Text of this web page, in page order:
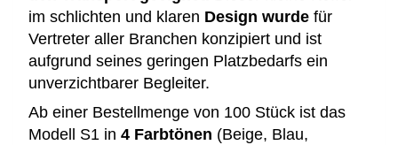
im schlichten und klaren Design wurde für
Vertreter aller Branchen konzipiert und ist
aufgrund seines geringen Platzbedarfs ein
unverzichtbarer Begleiter.
Ab einer Bestellmenge von 100 Stück ist das
Modell S1 in 4 Farbtönen (Beige, Blau,